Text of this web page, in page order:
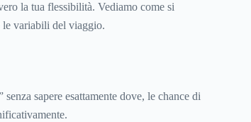
la tua flessibilità. Vediamo come si
le variabili del viaggio.
sapere esattamente dove, le chance di